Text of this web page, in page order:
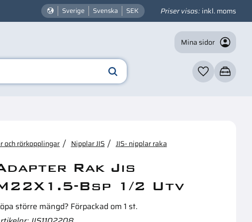
Sverige Svenska SEK Priser visas inkl. moms
Mina sidor
Favoriter
Kundvagn
kan intressera dig?
och rörkopplingar Nipplar JIS JIS- nipplar raka
Rak Jis
Bsp 1/2 Utv
större mängd? Förpackad om 1 st.